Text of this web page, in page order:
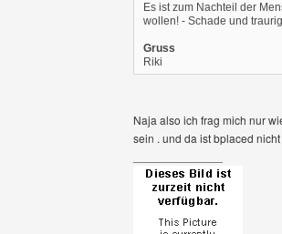
Es ist zum Nachteil der
wollen! - Schade und
Gruss
Riki
Naja also ich frag mich nur
sein . und da ist bplaced